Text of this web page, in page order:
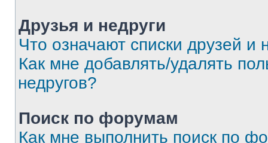
Друзья и недруги
Что означают списки друзей и
Как мне добавлять/удалять
недругов?
Поиск по форумам
Как мне выполнить поиск по